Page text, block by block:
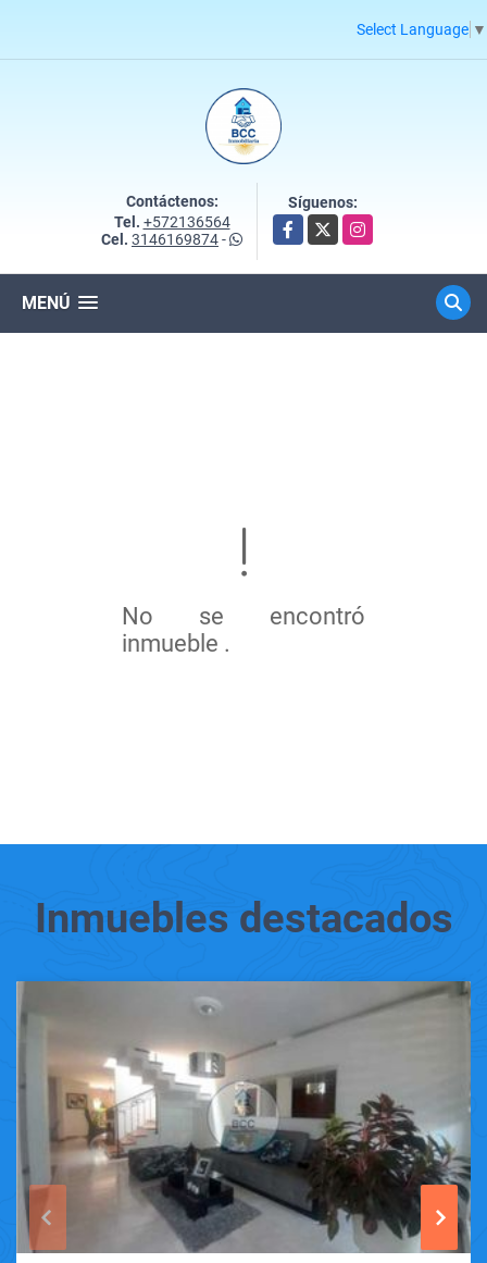
Select Language ▼
Contáctenos:
Tel. +572136564
Cel. 3146169874-
Síguenos:
Facebook
X Instagram
MENÚ
No se encontró
inmueble .
Inmuebles destacados